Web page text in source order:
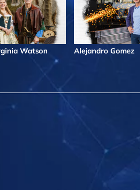
Watson Alejandro Gomez